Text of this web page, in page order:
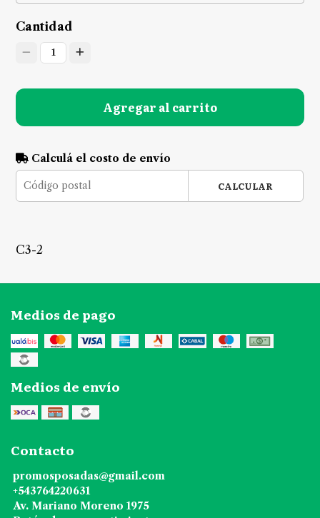
Cantidad
1
Agregar al carrito
Calculá el costo de envío
CALCULAR
C3-2
Medios de pago
Medios de envío
Contacto
promosposadas@gmail.com
+543764220631
Av. Mariano Moreno 1975